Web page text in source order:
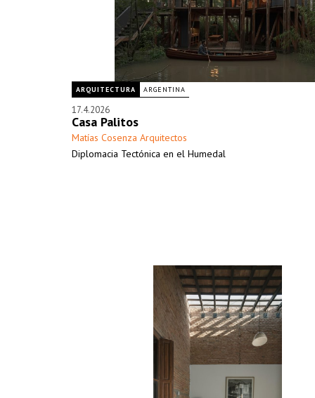
ARQUITECTURA ARGENTINA
17.4.2026
Casa Palitos
Matías Cosenza Arquitectos
Diplomacia Tectónica en el Humedal